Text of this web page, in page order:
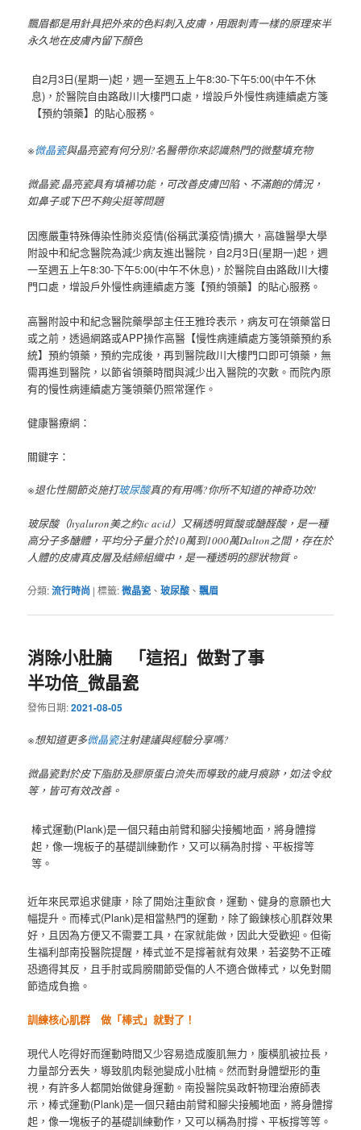
飄眉都是用針具把外來的色料刺入皮膚，用跟刺青一樣的原理來半
永久地在皮膚內留下顏色
自2月3日(星期一)起，週一至週五上午8:30-下午5:00(中午不休
息)，於醫院自由路啟川大樓門口處，增設戶外慢性病連續處方箋
【預約領藥】的貼心服務。
※微晶瓷與晶亮瓷有何分別?名醫帶你來認識熱門的微整填充物
微晶瓷.晶亮瓷具有填補功能，可改善皮膚凹陷、不滿飽的情況，
如鼻子或下巴不夠尖挺等問題
因應嚴重特殊傳染性肺炎疫情(俗稱武漢疫情)擴大，高雄醫學大學
附設中和紀念醫院為減少病友進出醫院，自2月3日(星期一)起，週
一至週五上午8:30-下午5:00(中午不休息)，於醫院自由路啟川大樓
門口處，增設戶外慢性病連續處方箋【預約領藥】的貼心服務。
高醫附設中和紀念醫院藥學部主任王雅玲表示，病友可在領藥當日
或之前，透過網路或APP操作高醫【慢性病連續處方箋領藥預約系
統】預約領藥，預約完成後，再到醫院啟川大樓門口即可領藥，無
需再進到醫院，以節省領藥時間與減少出入醫院的次數。而院內原
有的慢性病連續處方箋領藥仍照常運作。
健康醫療網：
關鍵字：
※退化性關節炎施打玻尿酸真的有用嗎?你所不知道的神奇功效!
玻尿酸（hyaluron美之約ic acid）又稱透明質酸或醣醛酸，是一種
高分子多醣體，平均分子量介於10萬到1000萬Dalton之間，存在於
人體的皮膚真皮層及結締組織中，是一種透明的膠狀物質。
分類:流行時尚 |標籤:微晶瓷 、玻尿酸 、飄眉
消除小肚腩 「這招」做對了事
半功倍_微晶瓷
發佈日期:2021-08-05
※想知道更多微晶瓷注射建議與經驗分享嗎?
微晶瓷對於皮下脂肪及膠原蛋白流失而導致的歲月痕跡，如法令紋
等，皆可有效改善。
棒式運動(Plank)是一個只藉由前臂和腳尖接觸地面，將身體撐
起，像一塊板子的基礎訓練動作，又可以稱為肘撐、平板撐等
等。
近年來民眾追求健康，除了開始注重飲食，運動、健身的意願也大
幅提升。而棒式(Plank)是相當熱門的運動，除了鍛鍊核心肌群效果
好，且因為方便又不需要工具，在家就能做，因此大受歡迎。但衛
生福利部南投醫院提醒，棒式並不是撐著就有效果，若姿勢不正確
恐適得其反，且手肘或肩膀關節受傷的人不適合做棒式，以免對關
節造成負擔。
訓練核心肌群做「棒式」就對了！
現代人吃得好而運動時間又少容易造成腹肌無力，腹橫肌被拉長，
力量部分丟失，導致肌肉鬆弛變成小肚楠。然而對身體塑形的重
視，有許多人都開始做健身運動。南投醫院吳政軒物理治療師表
示，棒式運動(Plank)是一個只藉由前臂和腳尖接觸地面，將身體撐
起，像一塊板子的基礎訓練動作，又可以稱為肘撐、平板撐等等。